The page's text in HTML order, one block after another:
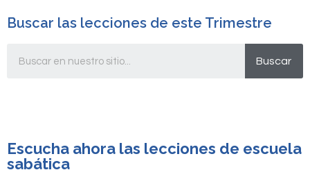
Buscar las lecciones de este Trimestre
Buscar
Escucha ahora las lecciones de escuela
sabática